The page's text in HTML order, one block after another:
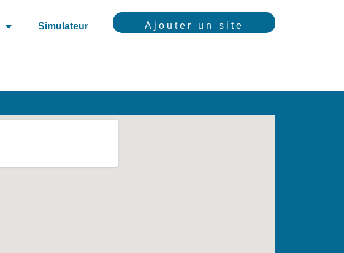
Simulateur Ajouter un site